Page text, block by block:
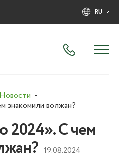
RU
Новости
знакомили волжан?
2024». С чем
19.08.2024